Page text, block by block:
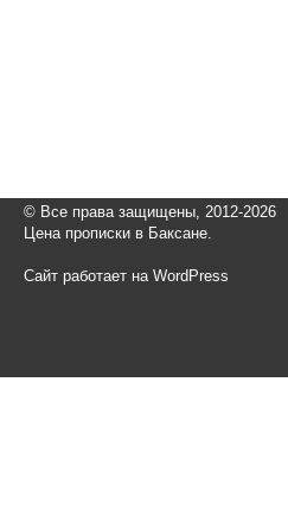
© Все права защищены, 2012-2026
Цена прописки в Баксане.
Сайт работает на WordPress